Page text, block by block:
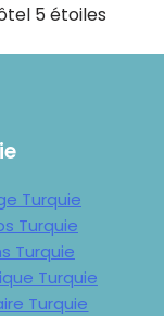
5 étoiles
Turquie
Turquie
Turquie
Turquie
Turquie